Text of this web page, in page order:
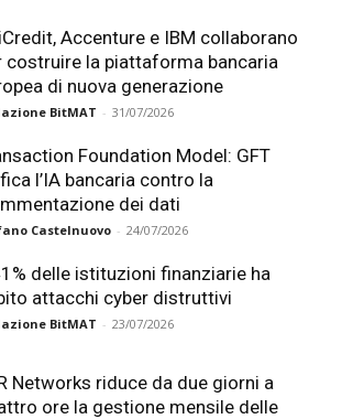
Accenture e IBM collaborano
costruire la piattaforma bancaria
di nuova generazione
BitMAT - 31/07/2026
Foundation Model: GFT
l’IA bancaria contro la
dei dati
Castelnuovo - 24/07/2026
delle istituzioni finanziarie ha
attacchi cyber distruttivi
BitMAT - 23/07/2026
Networks riduce da due giorni a
ore la gestione mensile delle